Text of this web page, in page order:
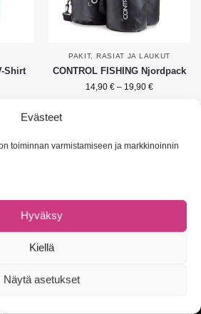
Evästeet
toiminnan varmistamiseen ja markkinoinnin
Hyväksy
Kiellä
Näytä asetukset
Shirt
PAKIT, RASIAT JA LAUKUT
CONTROL FISHING Njordpack
14,90 € – 19,90 €